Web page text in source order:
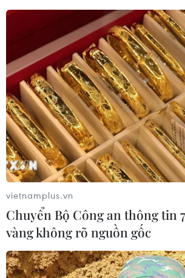
vietnamplus.vn
Chuyển Bộ Công an thông tin
vàng không rõ nguồn gốc